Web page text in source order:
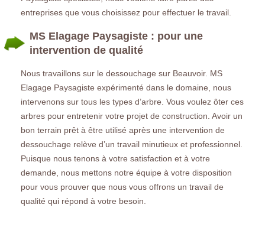
entreprises que vous choisissez pour effectuer le travail.
MS Elagage Paysagiste : pour une
intervention de qualité
Nous travaillons sur le dessouchage sur Beauvoir. MS
Elagage Paysagiste expérimenté dans le domaine, nous
intervenons sur tous les types d’arbre. Vous voulez ôter ces
arbres pour entretenir votre projet de construction. Avoir un
bon terrain prêt à être utilisé après une intervention de
dessouchage relève d’un travail minutieux et professionnel.
Puisque nous tenons à votre satisfaction et à votre
demande, nous mettons notre équipe à votre disposition
pour vous prouver que nous vous offrons un travail de
qualité qui répond à votre besoin.